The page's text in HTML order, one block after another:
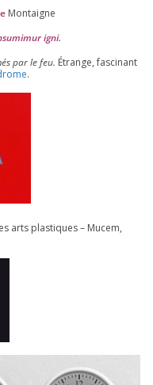
Montaigne
igni.
par le feu. Étrange, fas­ci­nant
.
arts plas­tiques – Mucem,